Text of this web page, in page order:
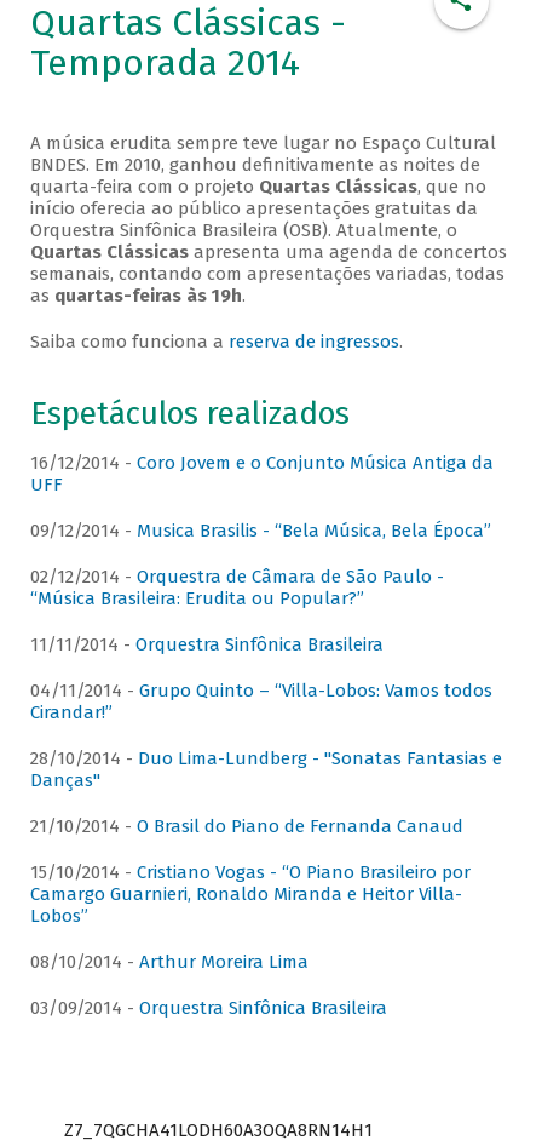
Quartas Clássicas -
Temporada 2014
A música erudita sempre teve lugar no Espaço Cultural
BNDES. Em 2010, ganhou definitivamente as noites de
quarta-feira com o projeto Quartas Clássicas, que no
início oferecia ao público apresentações gratuitas da
Orquestra Sinfônica Brasileira (OSB). Atualmente, o
Quartas Clássicasapresenta uma agenda de concertos
semanais, contando com apresentações variadas, todas
as quartas-feiras às 19h.
Saiba como funciona a reserva de ingressos.
Espetáculos realizados
16/12/2014 - Coro Jovem e o Conjunto Música Antiga da
UFF
09/12/2014 - Musica Brasilis - “Bela Música, Bela Época”
02/12/2014 - Orquestra de Câmara de São Paulo -
“Música Brasileira: Erudita ou Popular?”
11/11/2014 - Orquestra Sinfônica Brasileira
04/11/2014 - Grupo Quinto – “Villa-Lobos: Vamos todos
Cirandar!”
28/10/2014 - Duo Lima-Lundberg - "Sonatas Fantasias e
Danças"
21/10/2014 - O Brasil do Piano de Fernanda Canaud
15/10/2014 - Cristiano Vogas - “O Piano Brasileiro por
Camargo Guarnieri, Ronaldo Miranda e Heitor Villa-
Lobos”
08/10/2014 - Arthur Moreira Lima
03/09/2014 - Orquestra Sinfônica Brasileira
Z7_7QGCHA41LODH60A3OQA8RN14H1